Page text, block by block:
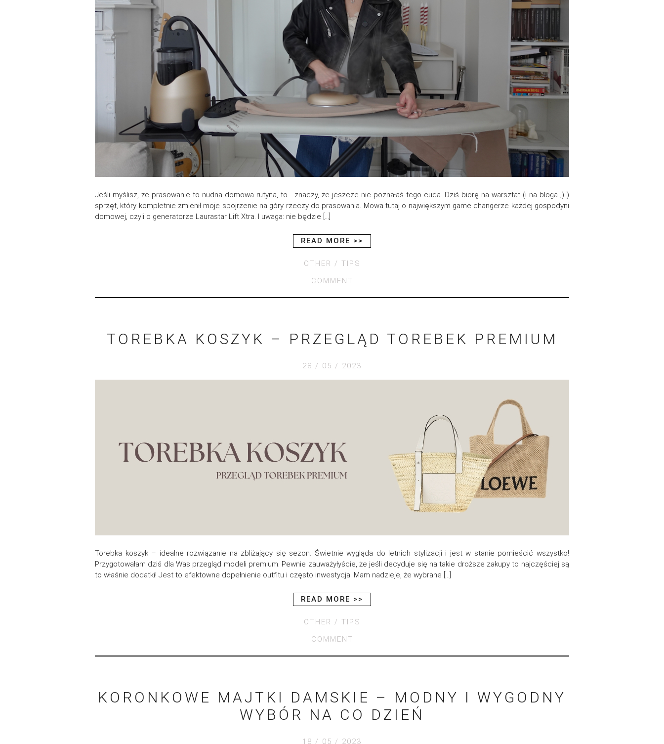
Jeśli myślisz, że prasowanie to nudna domowa rutyna, to… znaczy, że jeszcze nie poznałaś tego cuda. Dziś biorę na warsztat (i na bloga ;) )
sprzęt, który kompletnie zmienił moje spojrzenie na góry rzeczy do prasowania. Mowa tutaj o największym game changerze każdej gospodyni
domowej, czyli o generatorze Laurastar Lift Xtra. I uwaga: nie będzie […]
READ MORE >>
OTHER
TIPS
COMMENT
TOREBKA KOSZYK – PRZEGLĄD TOREBEK PREMIUM
28 / 05 / 2023
Torebka koszyk – idealne rozwiązanie na zbliżający się sezon. Świetnie wygląda do letnich stylizacji i jest w stanie pomieścić wszystko!
Przygotowałam dziś dla Was przegląd modeli premium. Pewnie zauważyłyście, że jeśli decyduje się na takie droższe zakupy to najczęściej są
to właśnie dodatki! Jest to efektowne dopełnienie outfitu i często inwestycja. Mam nadzieje, że wybrane […]
READ MORE >>
OTHER
TIPS
COMMENT
KORONKOWE MAJTKI DAMSKIE – MODNY I WYGODNY
WYBÓR NA CO DZIEŃ
18 / 05 / 2023